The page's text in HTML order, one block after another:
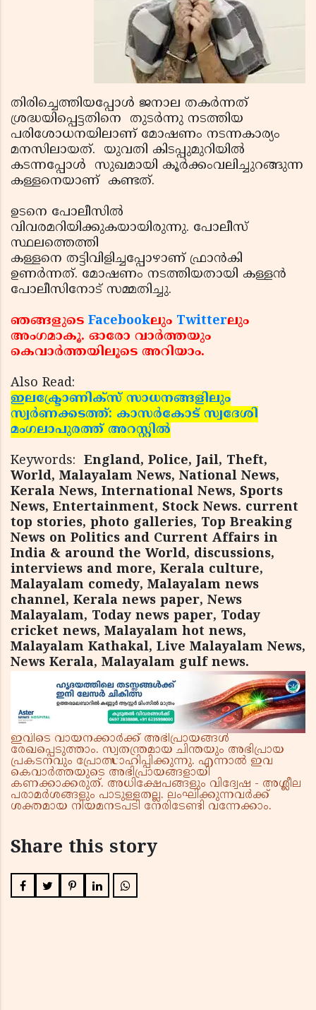
തിരിച്ചെത്തിയപ്പോള്‍ ജനാല തകര്‍ന്നത്
ശ്രദ്ധയിപ്പെട്ടതിനെ തുടര്‍ന്നു നടത്തിയ
പരിശോധനയിലാണ് മോഷണം നടന്നകാര്യം
മനസിലായത്. യുവതി കിടപ്പുമുറിയില്‍
കടന്നപ്പോള്‍ സുഖമായി കൂര്‍ക്കംവലിച്ചുറങ്ങുന്ന
കള്ളനെയാണ് കണ്ടത്.
ഉടനെ പോലീസില്‍
വിവരമറിയിക്കുകയായിരുന്നു. പോലീസ്
സ്ഥലത്തെത്തി
കള്ളനെ തട്ടിവിളിച്ചപ്പോഴാണ് ഫ്രാന്‍കി
ഉണര്‍ന്നത്. മോഷണം നടത്തിയതായി കള്ളന്‍
പോലീസിനോട് സമ്മതിച്ചു.
ഞങ്ങളുടെ Facebookലും Twitterലും
അംഗമാകൂ. ഓരോ വാര്‍ത്തയും
കെവാര്‍ത്തയിലൂടെ അറിയാം.
Also Read:
ഇലക്ട്രോണിക്‌സ് സാധനങ്ങളിലും
സ്വര്‍ണക്കടത്ത്: കാസര്‍കോട് സ്വദേശി
മംഗലാപുരത്ത് അറസ്റ്റില്‍
Keywords: England, Police, Jail, Theft,
World, Malayalam News, National News,
Kerala News, International News, Sports
News, Entertainment, Stock News. current
top stories, photo galleries, Top Breaking
News on Politics and Current Affairs in
India & around the World, discussions,
interviews and more, Kerala culture,
Malayalam comedy, Malayalam news
channel, Kerala news paper, News
Malayalam, Today news paper, Today
cricket news, Malayalam hot news,
Malayalam Kathakal, Live Malayalam News,
News Kerala, Malayalam gulf news.
ഇവിടെ വായനക്കാർക്ക് അഭിപ്രായങ്ങൾ
രേഖപ്പെടുത്താം. സ്വതന്ത്രമായ ചിന്തയും അഭിപ്രായ
പ്രകടനവും പ്രോത്സാഹിപ്പിക്കുന്നു. എന്നാൽ ഇവ
കെവാർത്തയുടെ അഭിപ്രായങ്ങളായി
കണക്കാക്കരുത്. അധിക്ഷേപങ്ങളും വിദ്വേഷ - അശ്ലീല
പരാമർശങ്ങളും പാടുള്ളതല്ല. ലംഘിക്കുന്നവർക്ക്
ശക്തമായ നിയമനടപടി നേരിടേണ്ടി വന്നേക്കാം.
Share this story